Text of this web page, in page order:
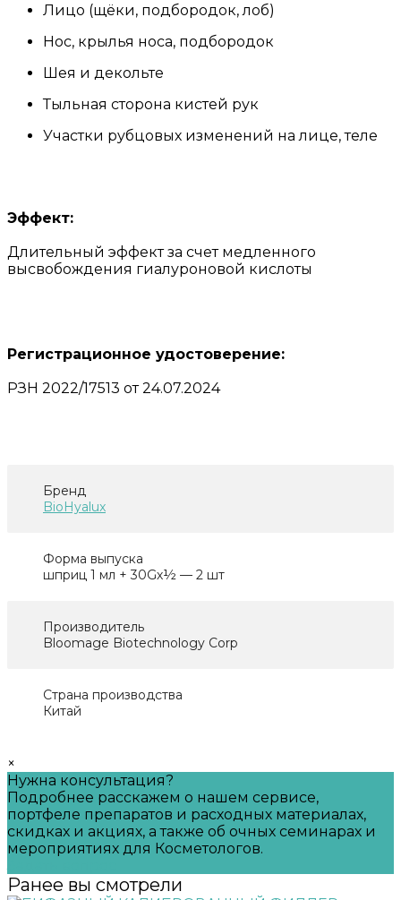
Лицо (щёки, подбородок, лоб)
Нос, крылья носа, подбородок
Шея и декольте
Тыльная сторона кистей рук
Участки рубцовых изменений на лице, теле
Эффект:
Длительный эффект за счет медленного
высвобождения гиалуроновой кислоты
Регистрационное удостоверение:
РЗН 2022/17513 от 24.07.2024
Бренд
BioHyalux
Форма выпуска
шприц 1 мл + 30Gх½ — 2 шт
Производитель
Bloomage Biotechnology Corp
Страна производства
Китай
×
Нужна консультация?
Подробнее расскажем о нашем сервисе,
портфеле препаратов и расходных материалах,
скидках и акциях, а также об очных семинарах и
мероприятиях для Косметологов.
Ранее вы смотрели